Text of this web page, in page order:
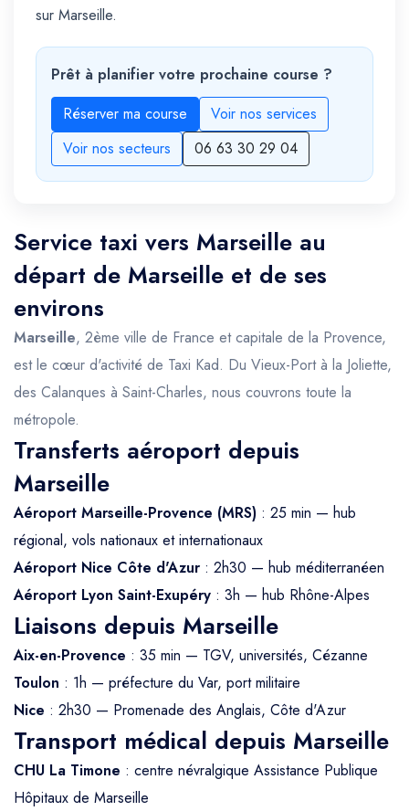
sur Marseille.
Prêt à planifier votre prochaine course ?
Réserver ma course
Voir nos services
Voir nos secteurs
06 63 30 29 04
Service taxi vers Marseille au
départ de Marseille et de ses
environs
Marseille, 2ème ville de France et capitale de la Provence,
est le cœur d'activité de Taxi Kad. Du Vieux-Port à la Joliette,
des Calanques à Saint-Charles, nous couvrons toute la
métropole.
Transferts aéroport depuis
Marseille
Aéroport Marseille-Provence (MRS) : 25 min — hub
régional, vols nationaux et internationaux
Aéroport Nice Côte d'Azur : 2h30 — hub méditerranéen
Aéroport Lyon Saint-Exupéry : 3h — hub Rhône-Alpes
Liaisons depuis Marseille
Aix-en-Provence : 35 min — TGV, universités, Cézanne
Toulon : 1h — préfecture du Var, port militaire
Nice : 2h30 — Promenade des Anglais, Côte d'Azur
Transport médical depuis Marseille
CHU La Timone : centre névralgique Assistance Publique
Hôpitaux de Marseille